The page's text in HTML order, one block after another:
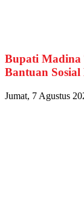
Bupati Madina
Bantuan Sosial
Jumat, 7 Agustus